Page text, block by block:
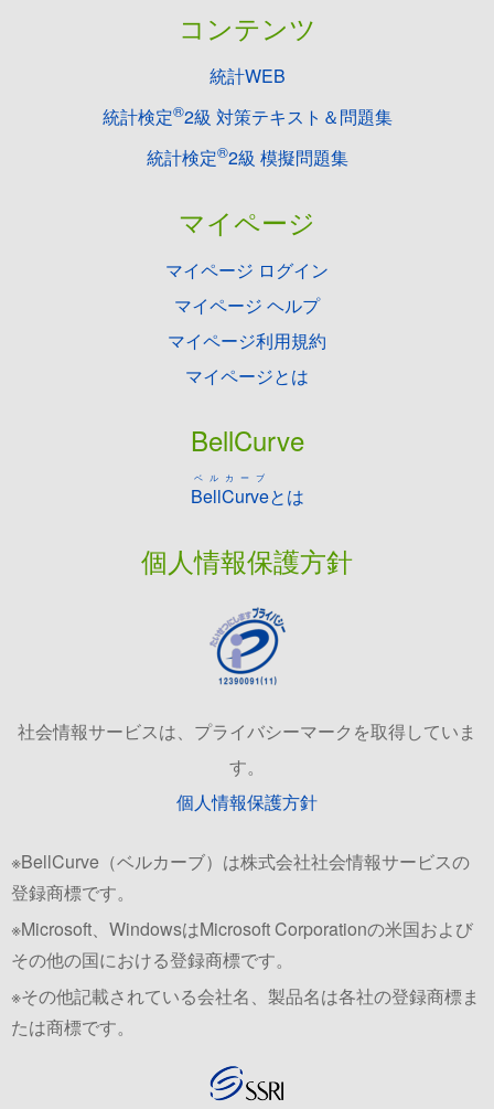
コンテンツ
統計WEB
統計検定®2級 対策テキスト＆問題集
統計検定®2級 模擬問題集
マイページ
マイページ ログイン
マイページ ヘルプ
マイページ利用規約
マイページとは
BellCurve
BellCurve
ベルカーブ
とは
個人情報保護方針
社会情報サービスは、プライバシーマークを取得していま
す。
個人情報保護方針
※BellCurve（ベルカーブ）は株式会社社会情報サービスの
登録商標です。
※Microsoft、WindowsはMicrosoft Corporationの米国および
その他の国における登録商標です。
※その他記載されている会社名、製品名は各社の登録商標ま
たは商標です。